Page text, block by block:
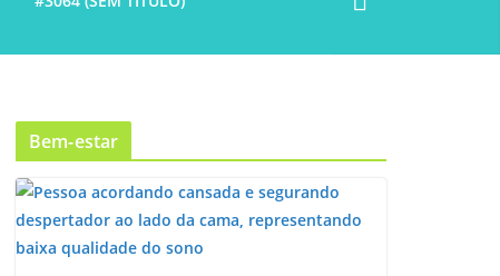
Bem-estar